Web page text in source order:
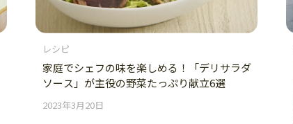
レシピ
家庭でシェフの味を楽しめる！「デリサラダ
ソース」が主役の野菜たっぷり献立6選
2023年3月20日